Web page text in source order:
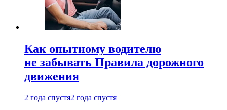
Как опытному водителю
не забывать Правила дорожного
движения
2 года спустя2 года спустя